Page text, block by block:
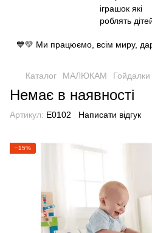
💙💛 Ми працюємо, всім миру,
Каталог МАЛЮКАМ Гойдалки
Немає в наявності
Артикул: E0102 Написати відгук
−15%